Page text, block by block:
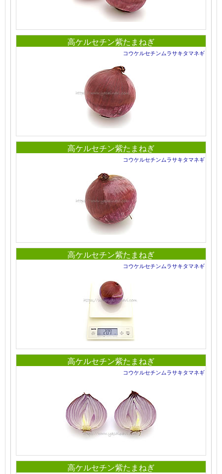
高ケルセチン紫たまねぎ
コウケルセチンムラサキタマネギ
高ケルセチン紫たまねぎ
コウケルセチンムラサキタマネギ
高ケルセチン紫たまねぎ
コウケルセチンムラサキタマネギ
高ケルセチン紫たまねぎ
コウケルセチンムラサキタマネギ
高ケルセチン紫たまねぎ